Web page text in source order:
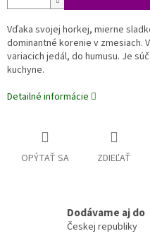
Vďaka svojej horkej, mierne
dominantné korenie v zmesiach.
variacich jedál, do humusu. Je
kuchyne.
Detailné informácie
OPÝTAŤ SA ZDIEĽAŤ
Dodávame aj do
Českej republiky